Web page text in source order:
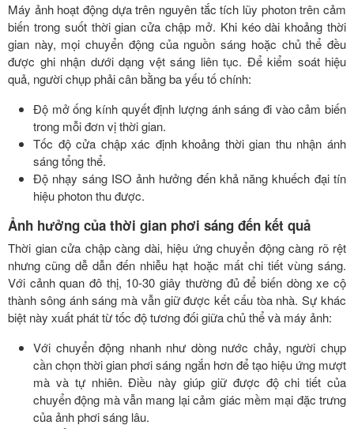
Máy ảnh hoạt động dựa trên nguyên tắc tích lũy photon trên cảm
biến trong suốt thời gian cửa chập mở. Khi kéo dài khoảng thời
gian này, mọi chuyển động của nguồn sáng hoặc chủ thể đều
được ghi nhận dưới dạng vệt sáng liên tục. Để kiểm soát hiệu
quả, người chụp phải cân bằng ba yếu tố chính:
Độ mở ống kính quyết định lượng ánh sáng đi vào cảm biến
trong mỗi đơn vị thời gian.
Tốc độ cửa chập xác định khoảng thời gian thu nhận ánh
sáng tổng thể.
Độ nhạy sáng ISO ảnh hưởng đến khả năng khuếch đại tín
hiệu photon thu được.
Ảnh hưởng của thời gian phơi sáng đến kết quả
Thời gian cửa chập càng dài, hiệu ứng chuyển động càng rõ rệt
nhưng cũng dễ dẫn đến nhiễu hạt hoặc mất chi tiết vùng sáng.
Với cảnh quan đô thị, 10-30 giây thường đủ để biến dòng xe cộ
thành sông ánh sáng mà vẫn giữ được kết cấu tòa nhà. Sự khác
biệt này xuất phát từ tốc độ tương đối giữa chủ thể và máy ảnh:
Với chuyển động nhanh như dòng nước chảy, người chụp
cần chọn thời gian phơi sáng ngắn hơn để tạo hiệu ứng mượt
mà và tự nhiên. Điều này giúp giữ được độ chi tiết của
chuyển động mà vẫn mang lại cảm giác mềm mại đặc trưng
của ảnh phơi sáng lâu.